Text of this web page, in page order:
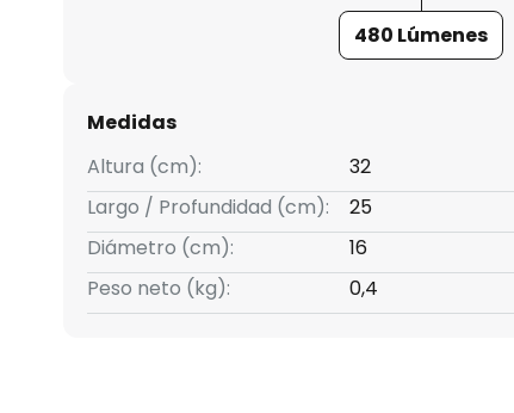
480 Lúmenes
Medidas
Altura (cm):
32
Largo / Profundidad (cm):
25
Diámetro (cm):
16
Peso neto (kg):
0,4